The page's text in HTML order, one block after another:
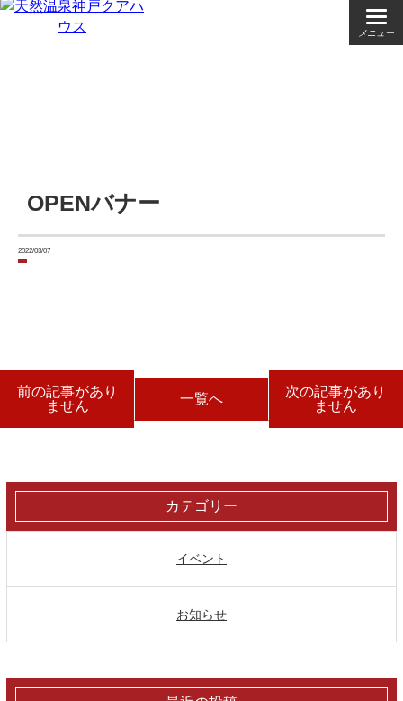
メニュー
OPENバナー
2022/03/07
前の記事があり
ません
一覧へ
次の記事があり
ません
カテゴリー
イベント
お知らせ